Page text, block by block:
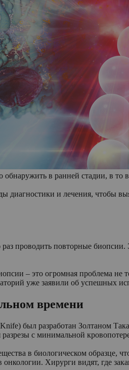
в ранней стадии, в то
и лечения, чтобы
проводить повторные
– это огромная проблема не
уже заявили об успешных
времени
был разработан Золтаном
разрезы с минимальной
в биологическом образце,
Хирурги видят, где